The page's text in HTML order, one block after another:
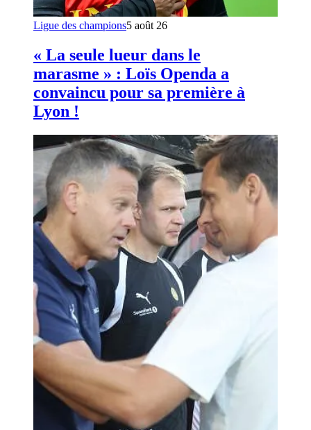
Ligue des champions5 août 26
« La seule lueur dans le
marasme » : Loïs Openda a
convaincu pour sa première à
Lyon !